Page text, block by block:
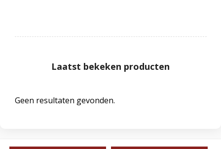
Laatst bekeken producten
Geen resultaten gevonden.